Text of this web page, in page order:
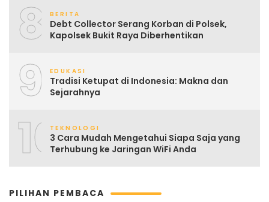
8 BERITA
Debt Collector Serang Korban di Polsek,
Kapolsek Bukit Raya Diberhentikan
9 EDUKASI
Tradisi Ketupat di Indonesia: Makna dan
Sejarahnya
10TEKNOLOGI
3 Cara Mudah Mengetahui Siapa Saja yang
Terhubung ke Jaringan WiFi Anda
PILIHAN PEMBACA